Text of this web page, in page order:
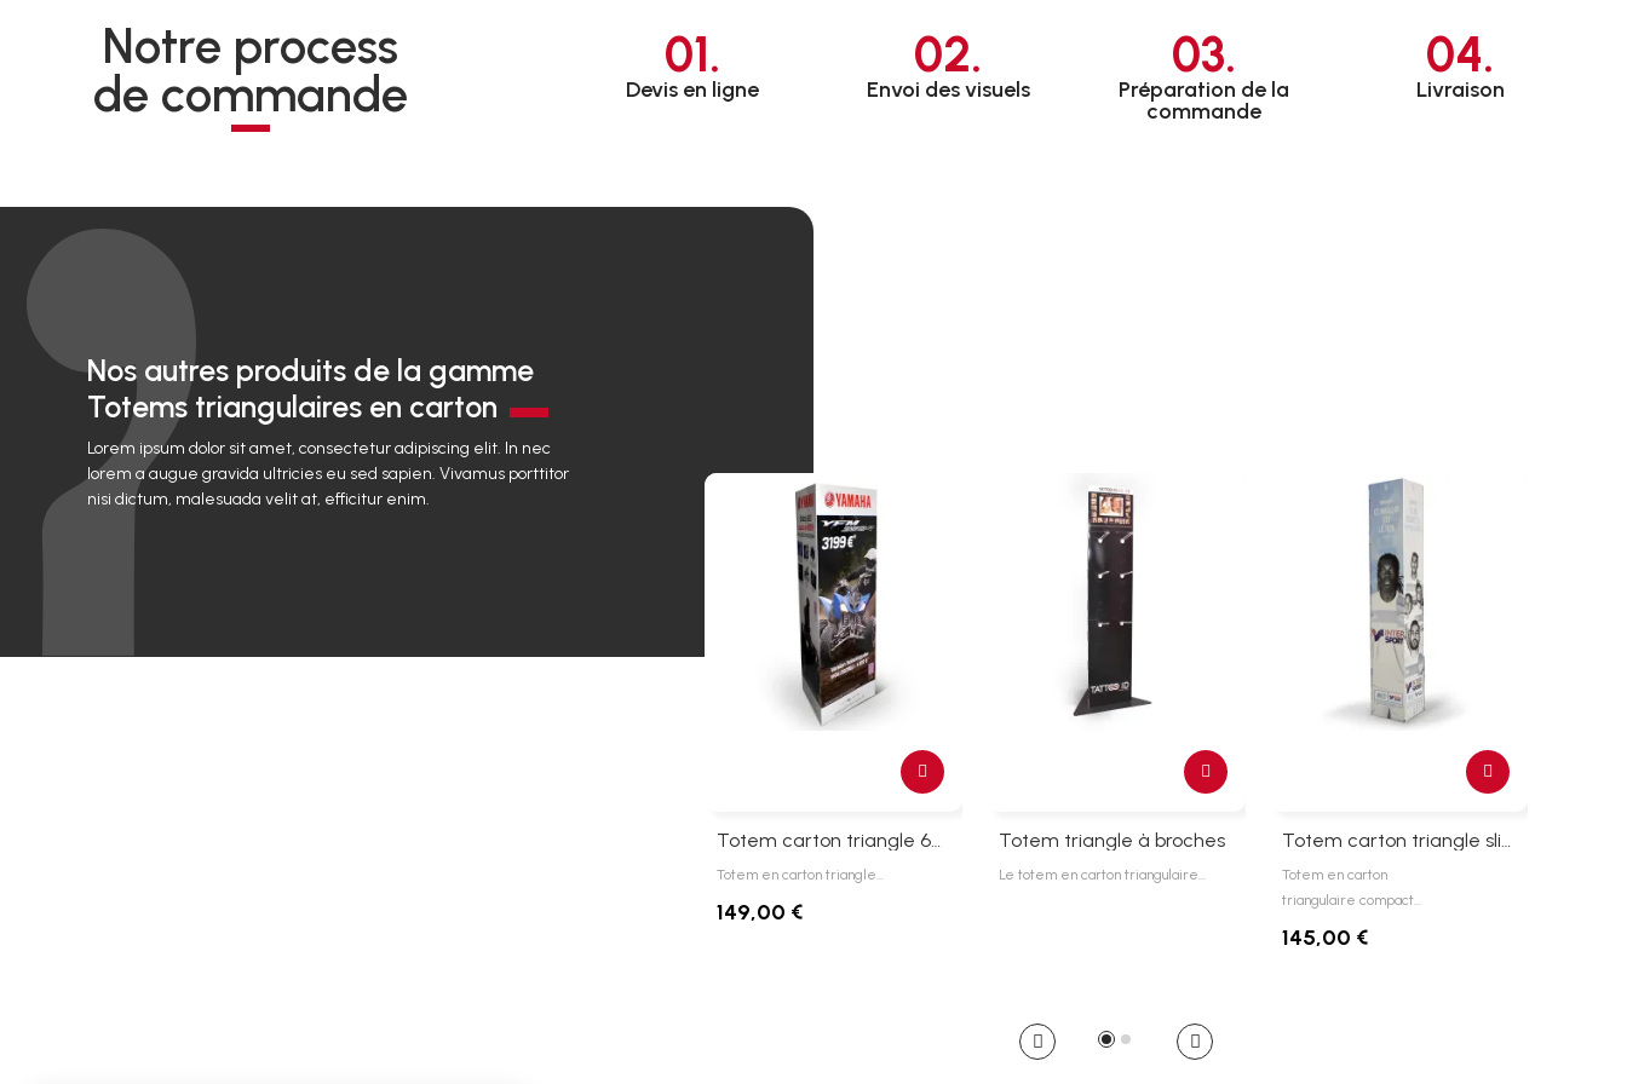
Notre process
de commande
01.
Devis en ligne
02.
Envoi des visuels
03.
Préparation de la
commande
04.
Livraison
Nos autres produits de la gamme
Totems triangulaires en carton
Lorem ipsum dolor sit amet, consectetur adipiscing elit. In nec
lorem a augue gravida ultricies eu sed sapien. Vivamus porttitor
nisi dictum, malesuada velit at, efficitur enim.
Totem carton triangle 60 x 200 cm
Totem en carton triangle…
149,00 €
Totem triangle à broches
Le totem en carton triangulaire…
Totem carton triangle slim 38 x 180 cm
Totem en carton
triangulaire compact…
145,00 €